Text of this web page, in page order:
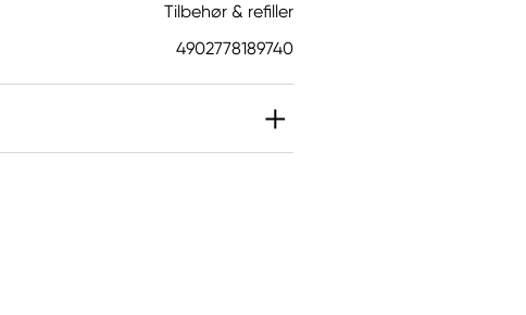
Tilbehør & refiller
4902778189740